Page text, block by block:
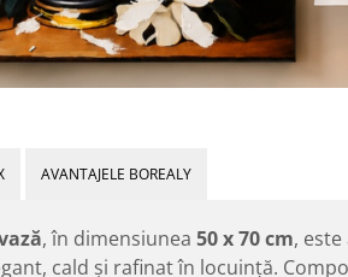
AVANTAJELE BOREALY
, în dimensiunea 50 x 70 cm,
cald și rafinat în locuință.